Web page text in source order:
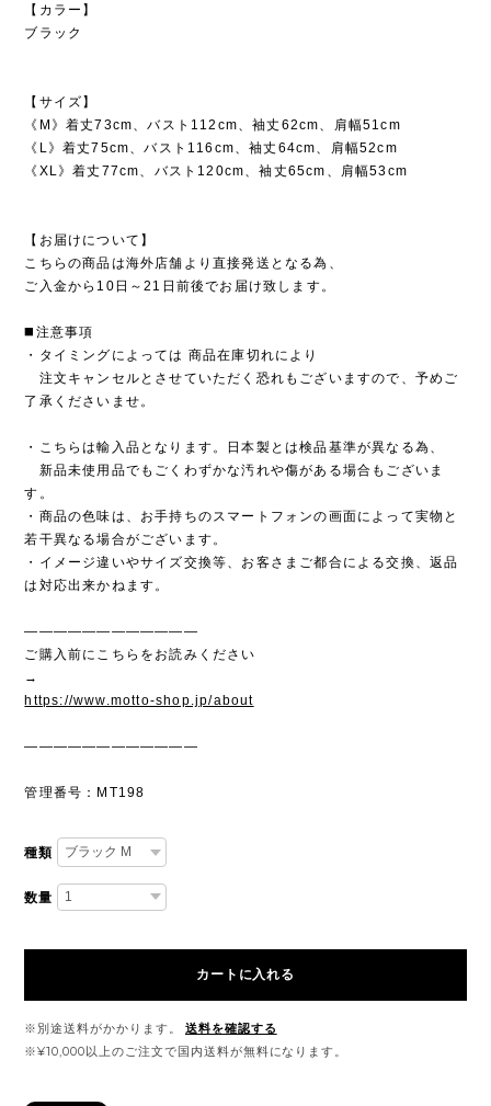
【カラー】
ブラック
【サイズ】
《M》着丈73cm、バスト112cm、袖丈62cm、肩幅51cm
《L》着丈75cm、バスト116cm、袖丈64cm、肩幅52cm
《XL》着丈77cm、バスト120cm、袖丈65cm、肩幅53cm
【お届けについて】
こちらの商品は海外店舗より直接発送となる為、
ご入金から10日～21日前後でお届け致します。
◼️注意事項
・タイミングによっては 商品在庫切れにより
注文キャンセルとさせていただく恐れもございますので、予めご
了承くださいませ。
・こちらは輸入品となります。日本製とは検品基準が異なる為、
新品未使用品でもごくわずかな汚れや傷がある場合もございま
す。
・商品の色味は、お手持ちのスマートフォンの画面によって実物と
若干異なる場合がございます。
・イメージ違いやサイズ交換等、お客さまご都合による交換、返品
は対応出来かねます。
————————————
ご購入前にこちらをお読みください
→
https://www.motto-shop.jp/about
————————————
管理番号：MT198
種類
数量
カートに入れる
※別途送料がかかります。
送料を確認する
※¥10,000以上のご注文で国内送料が無料になります。